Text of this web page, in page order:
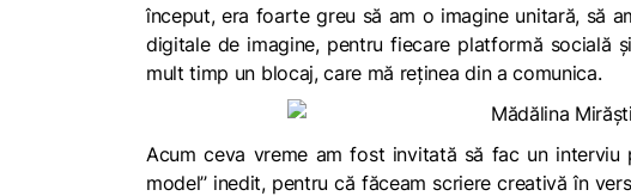
început, era foarte greu să am o imagine unitară, să
digitale de imagine, pentru fiecare platformă socială
mult timp un blocaj, care mă reținea din a comunica.
Acum ceva vreme am fost invitată să fac un interviu
model’’ inedit, pentru că făceam scriere creativă în